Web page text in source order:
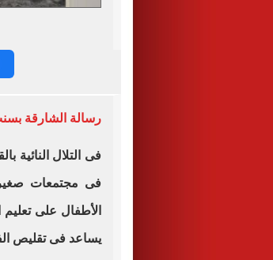
رسالة الشارقة
فى التلال النائية
فى مجتمعات
الأطفال على تعليم
يساعد فى تقليص